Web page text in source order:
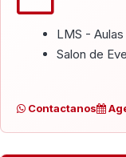
LMS - Aulas
Salon de
Contactanos